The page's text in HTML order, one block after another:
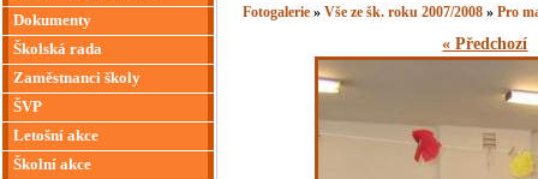
Dokumenty
Školská rada
Zaměstnanci školy
ŠVP
Letošní akce
Školní akce
Fotogalerie »Vše ze šk. roku 2007/2008 »Pro
« Předchozí